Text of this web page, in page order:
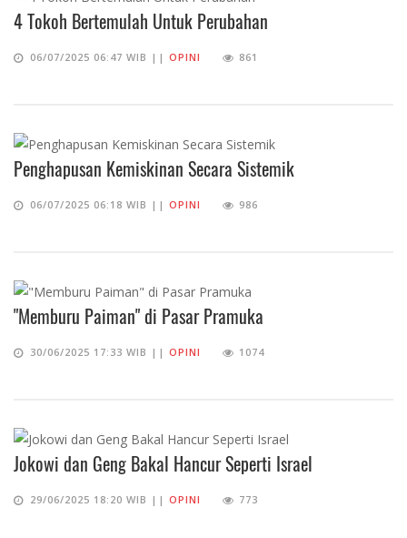
4 Tokoh Bertemulah Untuk Perubahan
06/07/2025 06:47 WIB || OPINI 861
Penghapusan Kemiskinan Secara Sistemik
06/07/2025 06:18 WIB || OPINI 986
"Memburu Paiman" di Pasar Pramuka
30/06/2025 17:33 WIB || OPINI 1074
Jokowi dan Geng Bakal Hancur Seperti Israel
29/06/2025 18:20 WIB || OPINI 773